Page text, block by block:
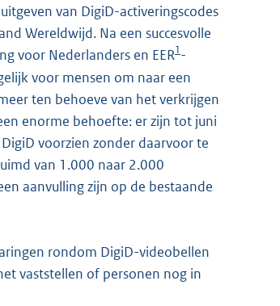
van DigiD-activeringscodes
Wereldwijd. Na een succesvolle
voor Nederlanders en EER1-
voor mensen om naar een
ten behoeve van het verkrijgen
enorme behoefte: er zijn tot juni
voorzien zonder daarvoor te
van 1.000 naar 2.000
aanvulling zijn op de bestaande
rondom DigiD-videobellen
vaststellen of personen nog in